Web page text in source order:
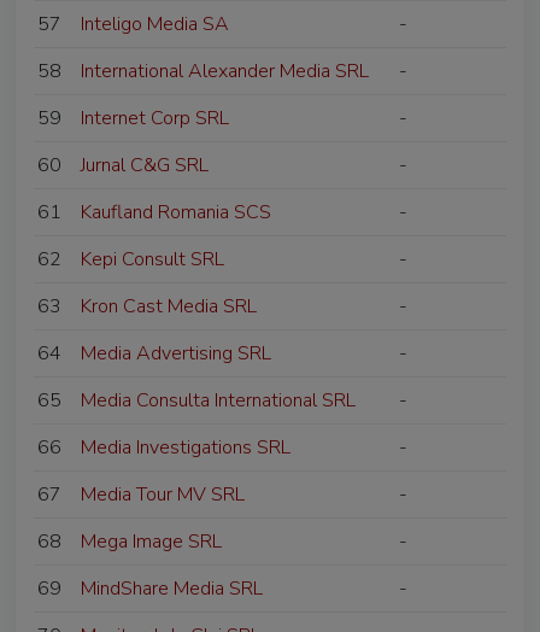
57
Inteligo Media SA
-
58
International Alexander Media SRL
-
59
Internet Corp SRL
-
60
Jurnal C&G SRL
-
61
Kaufland Romania SCS
-
62
Kepi Consult SRL
-
63
Kron Cast Media SRL
-
64
Media Advertising SRL
-
65
Media Consulta International SRL
-
66
Media Investigations SRL
-
67
Media Tour MV SRL
-
68
Mega Image SRL
-
69
MindShare Media SRL
-